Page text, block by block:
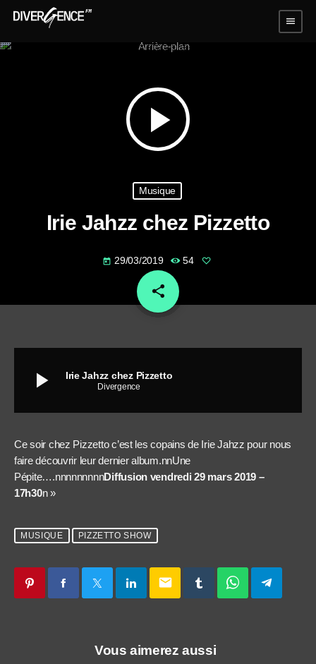
menu
play_arrow
Musique
Irie Jahzz chez Pizzetto
today 29/03/2019 54
share
email
play_arrow Irie Jahzz chez Pizzetto
Divergence
Ce soir chez Pizzetto c’est les copains de Irie Jahzz pour nous
faire découvrir leur dernier album.nnUne
Pépite….nnnnnnnnnDiffusion vendredi 29 mars 2019 –
17h30n »
MUSIQUE PIZZETTO SHOW
email
Vous aimerez aussi